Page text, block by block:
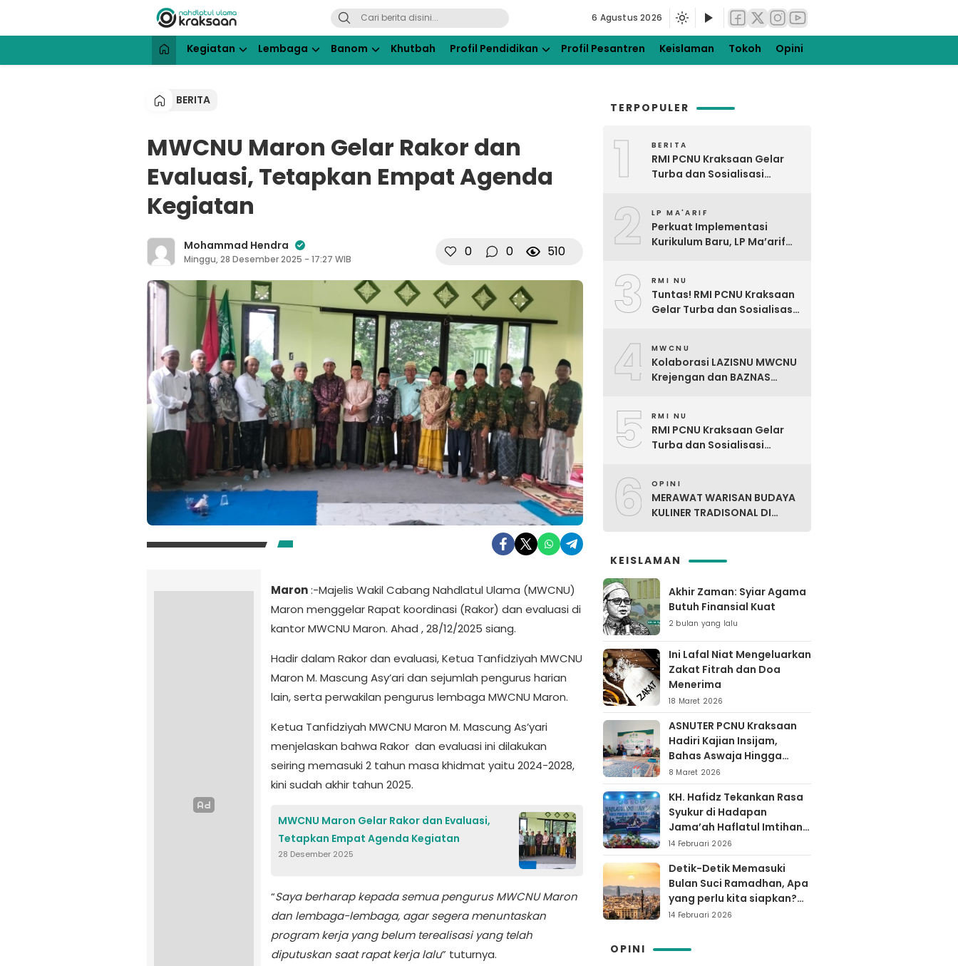
konten
NU Kraksaan
Website Resmi Pengurus Cabang Nahdlatul Ulama Kraksaan
6 Agustus 2026
Kegiatan Lembaga Banom Khutbah Profil Pendidikan Profil Pesantren Keislaman Tokoh Opini
BERITA
MWCNU Maron Gelar Rakor dan
Evaluasi, Tetapkan Empat Agenda
Kegiatan
Mohammad Hendra
Minggu, 28 Desember 2025 - 17:27 WIB 0 0 510
Maron:-Majelis Wakil Cabang Nahdlatul Ulama (MWCNU)
Maron menggelar Rapat koordinasi (Rakor) dan evaluasi di
kantor MWCNU Maron. Ahad , 28/12/2025 siang.
Hadir dalam Rakor dan evaluasi, Ketua Tanfidziyah MWCNU
Maron M. Mascung Asy’ari dan sejumlah pengurus harian
lain, serta perwakilan pengurus lembaga MWCNU Maron.
Ketua Tanfidziyah MWCNU Maron M. Mascung As’yari
menjelaskan bahwa Rakor dan evaluasi ini dilakukan
seiring memasuki 2 tahun masa khidmat yaitu 2024-2028,
kini sudah akhir tahun 2025.
MWCNU Maron Gelar Rakor dan Evaluasi,
Tetapkan Empat Agenda Kegiatan
28 Desember 2025
“Saya berharap kepada semua pengurus MWCNU Maron
dan lembaga-lembaga, agar segera menuntaskan
program kerja yang belum terealisasi yang telah
diputuskan saat rapat kerja lalu” tuturnya.
TERPOPULER
1 BERITA
RMI PCNU Kraksaan Gelar
Turba dan Sosialisasi
2 LP MA'ARIF
Perkuat Implementasi
Kurikulum Baru, LP Ma’arif
3 RMI NU
Tuntas! RMI PCNU Kraksaan
Gelar Turba dan Sosialisasi
4 MWCNU
Kolaborasi LAZISNU MWCNU
Krejengan dan BAZNAS
untuk Korban Kecelakaan
Kerja
5 RMI NU
RMI PCNU Kraksaan Gelar
Turba dan Sosialisasi
6 OPINI
MERAWAT WARISAN BUDAYA
KULINER TRADISONAL DI
KEISLAMAN
Akhir Zaman: Syiar Agama
Butuh Finansial Kuat
2 bulan yang lalu
Ini Lafal Niat Mengeluarkan
Zakat Fitrah dan Doa
Menerima
18 Maret 2026
ASNUTER PCNU Kraksaan
Hadiri Kajian Insijam,
Bahas Aswaja Hingga
Dinamika Timur Tengah
8 Maret 2026
KH. Hafidz Tekankan Rasa
Syukur di Hadapan
Jama’ah Haflatul Imtihan
Arrozaq Bucor
Probolinggo
14 Februari 2026
Detik-Detik Memasuki
Bulan Suci Ramadhan, Apa
yang perlu kita siapkan?
Yuk simak…
14 Februari 2026
OPINI